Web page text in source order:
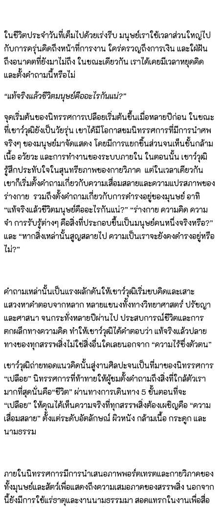
ในชีวิตประจำวันที่เต็มไปด้วยเร่งรีบ มนุษย์เราใช้เวลาส่วนใหญ่ไป
กับการครุ่นคิดถึงหน้าที่การงาน ใคร่ครวญถึงการเงิน และใฝ่ฝัน
ถึงอนาคตที่ยังมาไม่ถึง ในขณะเดียวกัน เราได้เคยมีเวลาหยุดคิด
และตั้งคำถามนี้หรือไม่
“แท้จริงแล้วชีวิตมนุษย์คืออะไรกันแน่?”
จุดเริ่มต้นของนิทรรศการเปลือยเริ่มต้นขึ้นเมื่อหลายปีก่อน ในขณะ
ที่เชาว์วุฒิยังเป็นวัยรุ่น เขาได้มีโอกาสชมนิทรรศการที่มีการนำศพ
จริงๆ ของมนุษย์มาจัดแสดง โดยมีการแยกชิ้นส่วนจนเห็นชั้นกล้าม
เนื้อ อวัยวะ และการทำงานของระบบภายใน ในตอนนั้น เชาว์วุฒิ
รู้สึกประทับใจในสุนทรียภาพของกายวิภาค แต่ในเวลาเดียวกัน
เขาก็เริ่มตั้งคำถามเกี่ยวกับความเสื่อมสลายและความแปรสภาพของ
ร่างกาย รวมถึงตั้งคำถามเกี่ยวกับการดำรงอยู่ของมุนษย์ อาทิ
“แท้จริงแล้วชีวิตมนุษย์คืออะไรกันแน่?” “ร่างกาย ความคิด ความ
จำ การรับรู้ต่างๆ คือสิ่งที่ประกอบขึ้นเป็นมนุษย์คนหนึ่งจริงหรือ?”
และ “หากสิ่งเหล่านั้นสูญสลายไป ความเป็นเราจะยังคงดำรงอยู่หรือ
ไม่?”
คำถามเหล่านั้นเป็นแรงผลักดันให้เชาว์วุฒิเริ่มขบคิดและเสาะ
แสวงหาคำตอบจากหลาก หลายแขนงทั้งทางวิทยาศาสตร์ ปรัชญา
และศาสนา จนกระทั่งหลายปีผ่านไป ประสบการณ์ชีวิตและการ
ตกผลึกทางความคิด ทำให้เชาว์วุฒิได้คำตอบว่า แท้จริงแล้วปลาย
ทางของทุกสรรพสิ่งไม่ใช่สิ่งอื่นใดเลยนอกจาก “ความไร้ซึ่งตัวตน”
เชาว์วุฒิถ่ายทอดแนวคิดนั้นสู่งานศิลปะจนเป็นที่มาของนิทรรศการ
“เปลือย” นิทรรศการที่ท้าทายให้ผู้ชมตั้งคำถามถึงสิ่งที่ใกล้ตัวเรา
มากที่สุดนั่นคือ“ชีวิต” ผ่านทางการเดินทาง 5 ขั้นตอนที่จะ
“เปลือย” ให้คุณได้เห็นความจริงที่ทุกสรรพสิ่งต้องเผชิญคือ “ความ
เสื่อมสลาย” ตั้งแต่ระดับอัตลักษณ์ ผิวหนัง กล้ามเนื้อ กระดูก และ
นามธรรม
ภายในนิทรรศการมีการนำเสนอภาพพอร์ตเทรตและกายวิภาคของ
ทั้งมุนษย์และสัตว์เพื่อแสดงถึงความเสมอภาคของสรรพสิ่ง นอกจาก
นี้ยังมีการใช้แร่ธาตุและงานนามธรรมมา สอดแทรกในงานเพื่อสื่อ